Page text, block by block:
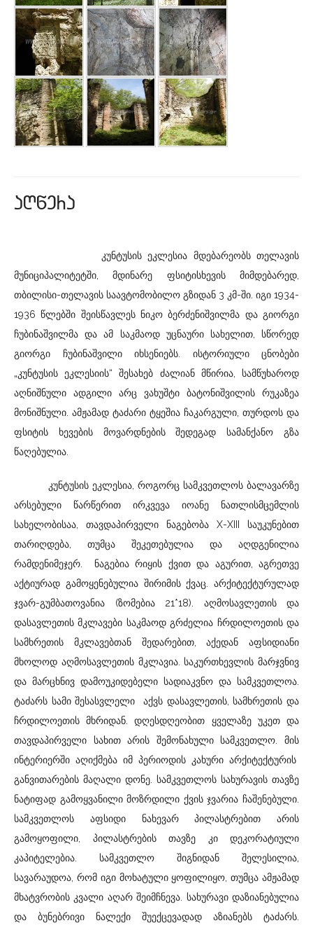
aRwera
კუნტუსის ეკლესია მდებარეობს თელავის
მუნიციპალიტეტში, მდინარე ფსიტისხევის მიმდებარედ,
თბილისი-თელავის საავტომობილო გზიდან 3 კმ-ში. იგი 1934-
1936 წლებში შეისწავლეს ნიკო ბერძენიშვილმა და გიორგი
ჩუბინაშვილმა და ამ საკმაოდ უცნაური სახელით, სწორედ
გიორგი ჩუბინაშვილი იხსენიებს. ისტორიული ცნობები
„კუნტუსის ეკლესიის“ შესახებ ძალიან მწირია, სამწუხაროდ
აღნიშნული ადგილი არც ვახუშტი ბატონიშვილის რუკაზეა
მონიშნული. ამჟამად ტაძარი ტყეშია ჩაკარგული, თურდოს და
ფსიტის ხევების მოვარდნების შედეგად სამანქანო გზა
წაღებულია.
კუნტუსის ეკლესია, როგორც სამკვეთლოს ბალავარზე
არსებული წარწერით ირკვევა იოანე ნათლისმცემლის
სახელობისაა, თავდაპირველი ნაგებობა X-XIII საუკუნებით
თარიღდება, თუმცა შეკეთებულია და აღდგენილია
რამდენიმეჯერ. ნაგებია რიყის ქვით და აგურით, აგრეთვე
აქტიურად გამოყენებულია შირიმის ქვაც. არქიტექტურულად
ჯვარ-გუმბათოვანია (ზომებია 21*18). აღმოსავლეთის და
დასავლეთის მკლავები საკმაოდ გრძელია ჩრდილოეთის და
სამხრეთის მკლავებთან შედარებით, აქედან აფსიდიანი
მხოლოდ აღმოსავლეთის მკლავია. საკურთხევლის მარჯვნივ
და მარცხნივ დამოუკიდებელი სადიაკვნო და სამკვეთლოა.
ტაძარს სამი შესასვლელი აქვს დასავლეთის, სამხრეთის და
ჩრდილოეთის მხრიდან. დღესდღეობით ყველაზე უკეთ და
თავდაპირველი სახით არის შემონახული სამკვეთლო. მის
ინტერიერში აღიქმება იმ პერიოდის კახური არქიტექტურის
განვითარების მაღალი დონე. სამკვეთლოს სახურავის თავზე
ნატიფად გამოყვანილი მოზრდილი ქვის ჯვარია ჩაშენებული.
სამკვეთლოს აფსიდი ნახევარ პილასტრებით არის
გამოყოფილი, პილასტრების თავზე კი დეკორატიული
კაპიტელებია. სამკვეთლო შიგნიდან შელესილია,
სავარაუდოა, რომ იგი მოხატული ყოფილიყო, თუმცა ამჟამად
მხატვრობის კვალი აღარ შეიმჩნევა. სახურავი დაზიანებულია
და ბუნებრივი ნალექი შუექცევადად აზიანებს ტაძარს.